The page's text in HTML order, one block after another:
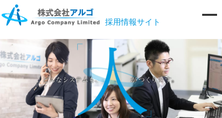
採用情報サイト